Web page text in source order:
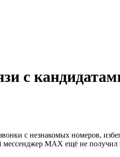
с
с незнакомых номеров,
MAX ещё не получил